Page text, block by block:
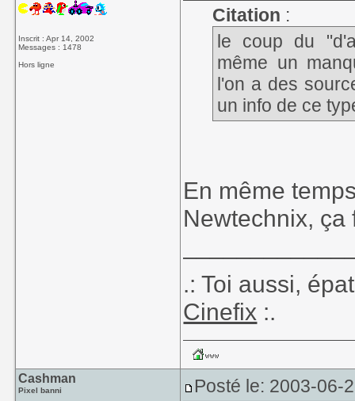
Inscrit : Apr 14, 2002
Messages : 1478
Hors ligne
Citation :
le coup du
même un
l'on a des
un info de ce
En même
Newtechnix, ça
.: Toi aussi,
Cinefix :.
Cashman
Pixel banni Posté le: 2003-06-